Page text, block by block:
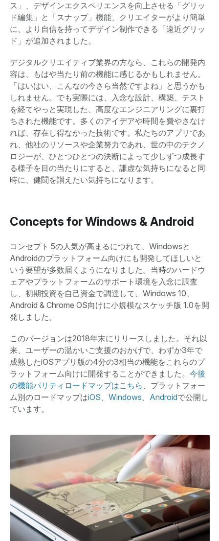
ス」、デザインエクスペリエンスを向上させる「グリッ
ド編集」と「スナップ」機能、クリエイターがより簡単
に、より自信を持ってデザイン制作できる「遠近グリッ
ド」が追加されました。
デジタルクリエイティブ業界の方なら、これらの開発内
容は、もはや当たり前の機能に感じるかもしれません。
「はいはい、こんなの今さら当然ですよね」と思うかも
しれません。でも実際には、入念な設計、構築、テスト
を経てやっと実現した、高度なエンジニアリングに裏打
ちされた機能です。多くのアイデアや時間を費やさなけ
れば、存在し得なかった技術です。私たちのアプリであ
れ、他社のリソースや企業努力であれ、世の中のテクノ
ロジーが、ひとつひとつの決断によって少しずつ成長す
る様子を目の当たりにすると、謙虚な気持ちになると同
時に、健闘を讃えたい気持ちになります。
Concepts for Windows & Android
コンセプト 5の人気が高まるにつれて、Windowsと
Androidのプラットフォーム向けにも開発してほしいと
いう要望が多数届くようになりました。当時のハードウ
ェアやプラットフォームのサポート環境を入念に調査
し、初期投資を自己資金で調達して、Windows 10、
Android & Chrome OS向けに小規模なスケッチ版 1.0を開
発しました。
このバージョンは2018年末にリリースしました。それ以
来、ユーザーの温かいご支援のおかげで、わずか3年で
成熟したiOSアプリ版の4分の3相当の機能をこれらのプ
ラットフォーム向けに開発することができました。 今後
の機能パリティロードマップはこちら 、プラットフォー
ム別のロードマップはiOS、 Windows、 Androidで公開し
ています。